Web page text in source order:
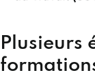
Plusieurs